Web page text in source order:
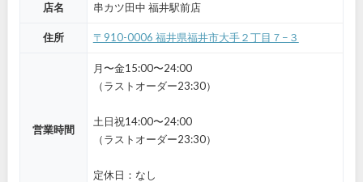
店名 串カツ田中 福井駅前店
住所 〒910-0006 福井県福井市大手２丁目７−３
営業時間
月〜金15:00〜24:00
（ラストオーダー23:30）
土日祝14:00〜24:00
（ラストオーダー23:30）
定休日：なし